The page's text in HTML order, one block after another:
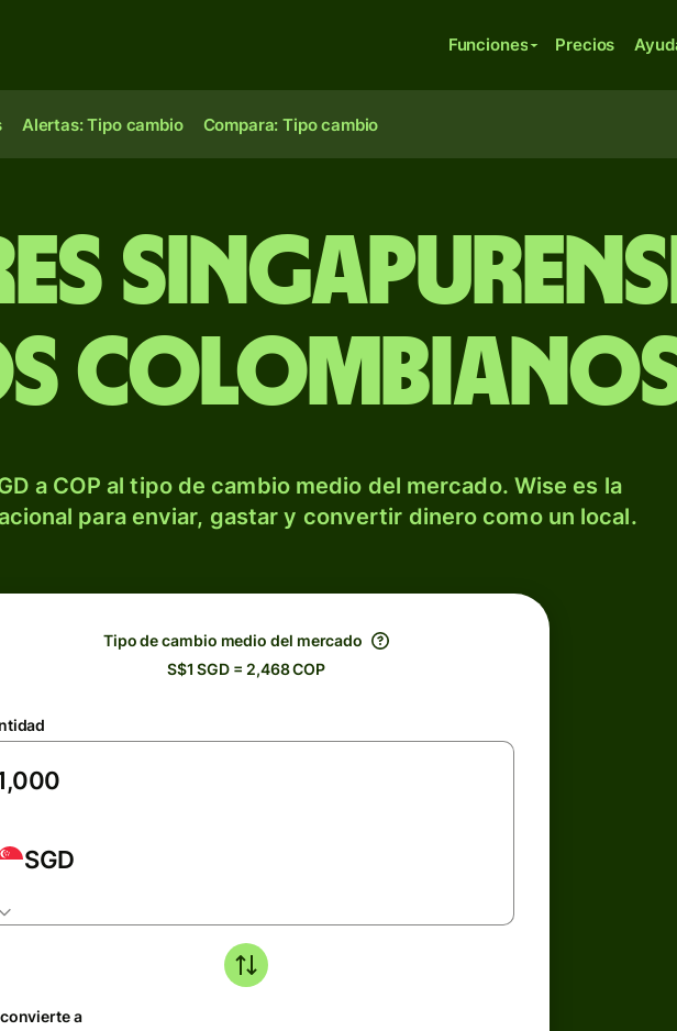
Funciones Precios
Alertas: Tipo cambio Compara: Tipo cambio
a COP al tipo de cambio medio del mercado. Wise es la
para enviar, gastar y convertir dinero como un local.
Tipo de cambio medio del mercado
S$1 SGD = 2,468 COP
SGD
a